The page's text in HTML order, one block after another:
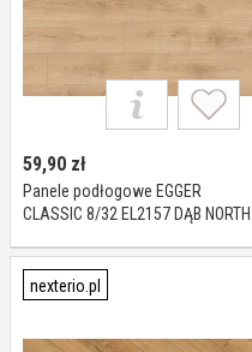
59,90 zł
Panele podłogowe EGGER
CLASSIC 8/32 EL2157 DĄB NORTH
nexterio.pl